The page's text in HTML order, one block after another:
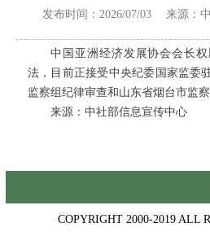
发布时间：2026/07/03 来源：中
中国亚洲经济发展协会会长
法，目前正接受中央纪委国家监委
监察组纪律审查和山东省烟台市监
来源：中社部信息宣传中心
COPYRIGHT 2000-2019 ALL